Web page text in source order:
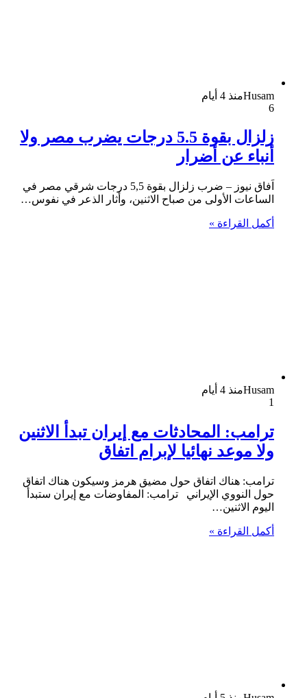
Husamمنذ 4 أيام
6
زلزال بقوة 5.5 درجات يضرب مصر ولا
أنباء عن أضرار
اَفاق نيوز – ضرب زلزال بقوة 5,5 درجات شرقي مصر في
الساعات الأولى من صباح الاثنين، وأثار الذعر في نفوس…
أكمل القراءة »
Husamمنذ 4 أيام
1
ترامب: المحادثات مع إيران تبدأ الاثنين
ولا موعد نهائيا لإبرام اتفاق
ترامب: هناك اتفاق حول مضيق هرمز وسيكون هناك اتفاق
حول النووي الإيراني ترامب: المفاوضات مع إيران ستبدأ
اليوم الاثنين…
أكمل القراءة »